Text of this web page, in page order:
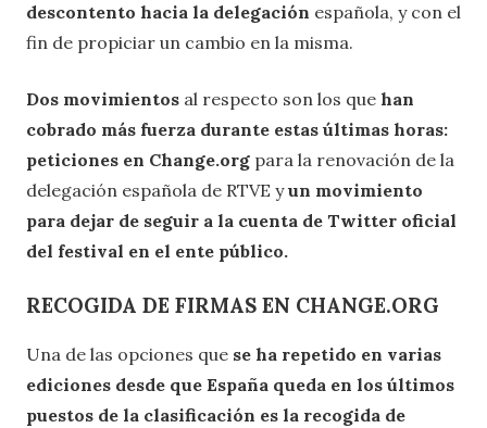
descontento hacia la delegación española, y con el
fin de propiciar un cambio en la misma.
Dos movimientos al respecto son los que han
cobrado más fuerza durante estas últimas horas:
peticiones en Change.org para la renovación de la
delegación española de RTVE yun movimiento
para dejar de seguir a la cuenta de Twitter oficial
del festival en el ente público.
RECOGIDA DE FIRMAS EN CHANGE.ORG
Una de las opciones que se ha repetido en varias
ediciones desde que España queda en los últimos
puestos de la clasificación es la recogida de